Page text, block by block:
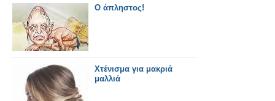
Ο άπληστος!
Χτένισμα για μακριά
μαλλιά